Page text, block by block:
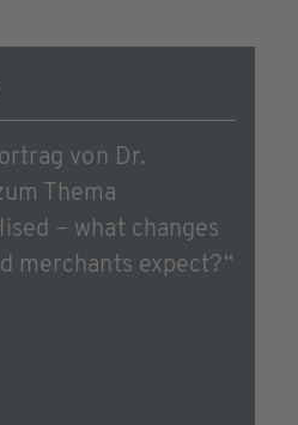
von Dr.
Thema
– what changes
merchants expect?“